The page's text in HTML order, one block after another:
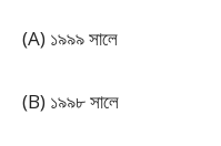
(A) ১৯৯৯ সালে
(B) ১৯৯৮ সালে